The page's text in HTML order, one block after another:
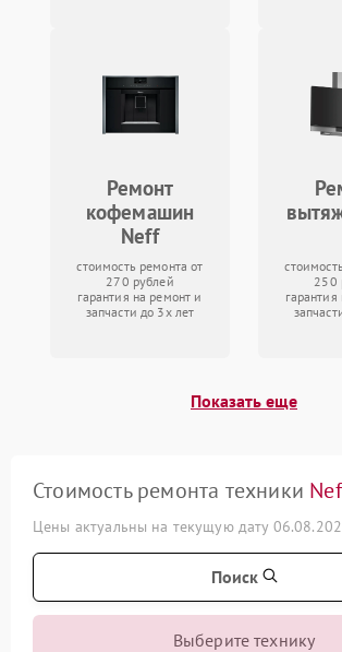
Ремонт
кофемашин
Neff
стоимость ремонта от
270 рублей
гарантия на ремонт и
запчасти до 3х лет
250
Показать еще
Стоимость ремонта техники
Цены актуальны на текущую дату
Поиск
Выберите технику